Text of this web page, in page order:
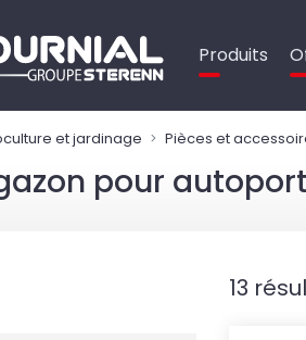
Produits
et jardinage Pièces et
pour
13